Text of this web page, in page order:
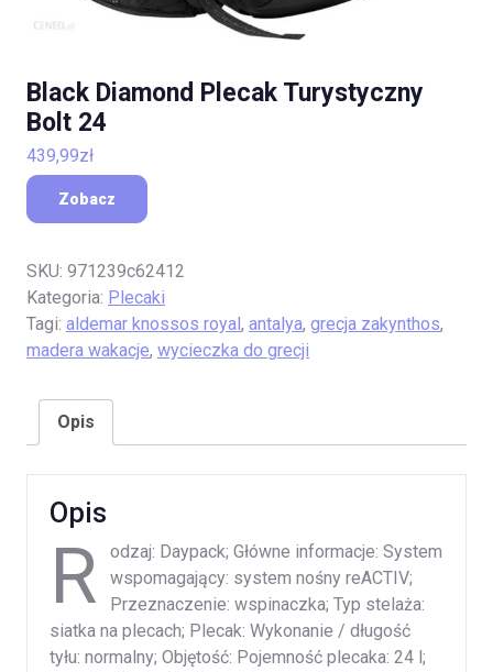
Black Diamond Plecak Turystyczny
Bolt 24
439,99zł
Zobacz
SKU: 971239c62412
Kategoria: Plecaki
Tagi: aldemar knossos royal , antalya, grecja zakynthos,
madera wakacje, wycieczka do grecji
Opis
Opis
R
odzaj: Daypack; Główne informacje: System
wspomagający: system nośny reACTIV;
Przeznaczenie: wspinaczka; Typ stelaża:
siatka na plecach; Plecak: Wykonanie / długość
tyłu: normalny; Objętość: Pojemność plecaka: 24 l;